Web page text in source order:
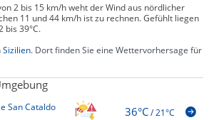
2 bis 15 km/h weht der Wind aus nördlicher
11 und 44 km/h ist zu rechnen. Gefühlt liegen
bis 39°C.
Sizilien. Dort finden Sie eine Wettervorhersage für
San Cataldo
36°C/21°C